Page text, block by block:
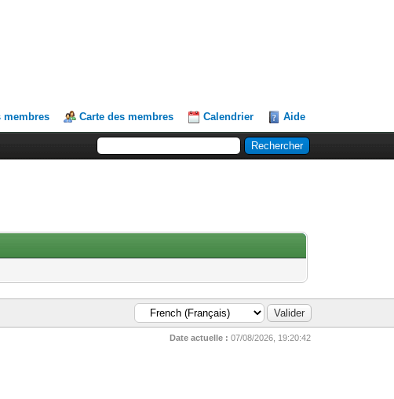
membres Carte des membres Calendrier Aide
Date actuelle : 07/08/2026, 19:20:42